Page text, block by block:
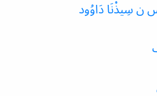
ن سِيذْنَا دَاوُود